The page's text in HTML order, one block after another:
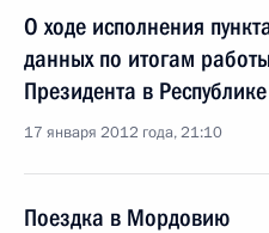
О ходе исполнения
данных по итогам
Президента в
17 января 2012 года, 21:10
Поездка в Мордовию